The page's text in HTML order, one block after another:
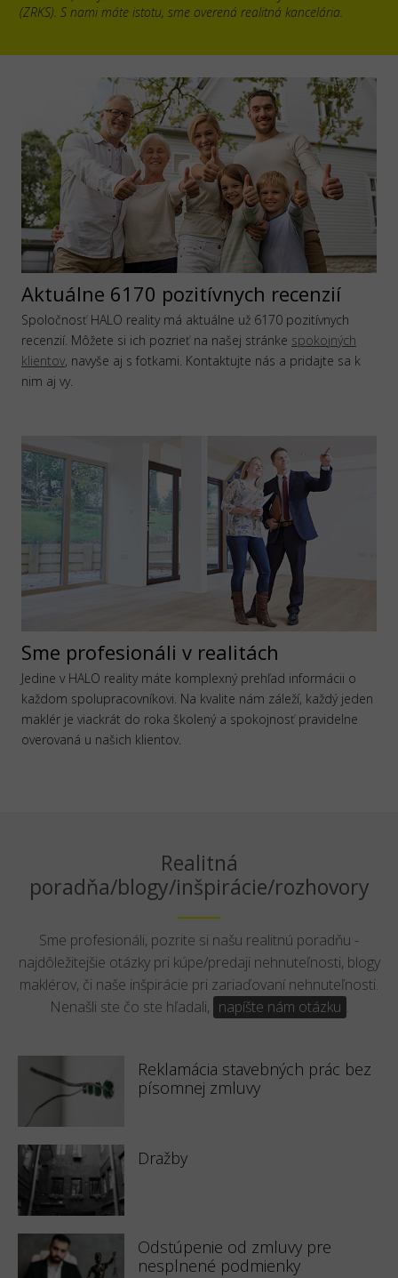
(ZRKS). S nami máte istotu, sme overená realitná kancelária.
Aktuálne 6170 pozitívnych recenzií
Spoločnosť HALO reality má aktuálne už 6170 pozitívnych
recenzií. Môžete si ich pozrieť na našej stránke spokojných
klientov, navyše aj s fotkami. Kontaktujte nás a pridajte sa k
nim aj vy.
Sme profesionáli v realitách
Jedine v HALO reality máte komplexný prehľad informácii o
každom spolupracovníkovi. Na kvalite nám záleží, každý jeden
maklér je viackrát do roka školený a spokojnosť pravidelne
overovaná u našich klientov.
Realitná
poradňa/blogy/inšpirácie/rozhovory
Sme profesionáli, pozrite si našu realitnú poradňu -
najdôležitejšie otázky pri kúpe/predaji nehnuteľnosti, blogy
maklérov, či naše inšpirácie pri zariaďovaní nehnuteľnosti.
Nenašli ste čo ste hľadali, napíšte nám otázku .
Reklamácia stavebných prác bez
písomnej zmluvy
Dražby
Odstúpenie od zmluvy pre
nesplnené podmienky